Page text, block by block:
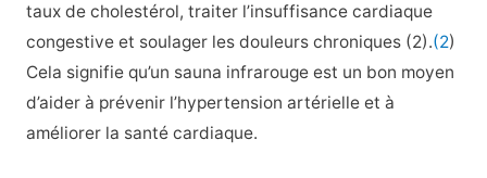
taux de cholestérol, traiter l’insuffisance cardiaque
congestive et soulager les douleurs chroniques (2).(2)
Cela signifie qu’un sauna infrarouge est un bon moyen
d’aider à prévenir l’hypertension artérielle et à
améliorer la santé cardiaque.